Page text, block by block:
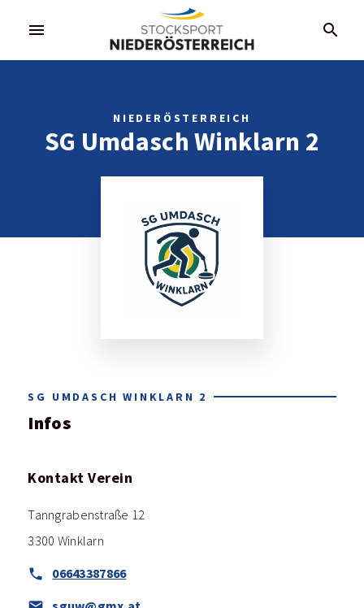
menu search
NIEDERÖSTERREICH
SG Umdasch Winklarn 2
SG UMDASCH WINKLARN 2
Infos
Kontakt Verein
Tanngrabenstraße 12
3300 Winklarn
06643387866